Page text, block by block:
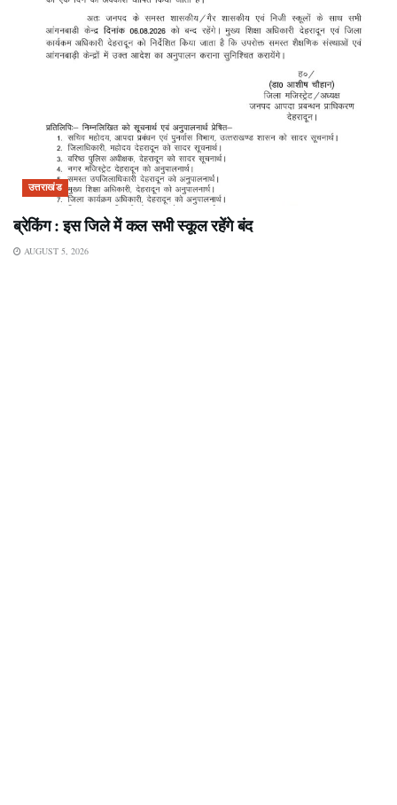
उत्तराखंड
ब्रेकिंग : इस जिले में कल सभी स्कूल रहेंगे बंद
AUGUST 5, 2026